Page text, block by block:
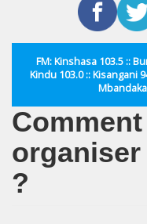
FM: Kinshasa 103.5 ::
Kindu 103.0 :: Kisangani
?